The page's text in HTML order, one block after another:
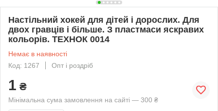
Настільний хокей для дітей і дорослих. Для
двох гравців і більше. З пластмаси яскравих
кольорів. ТЕХНОК 0014
Немає в наявності
Код: 1267
Опт і роздріб
1 ₴
Мінімальна сума замовлення на сайті — 300 ₴